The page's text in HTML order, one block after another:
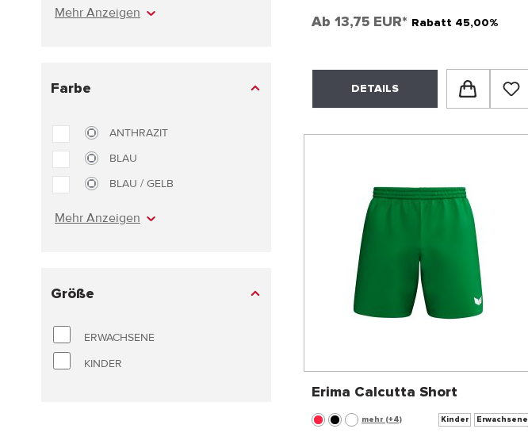
Mehr Anzeigen
Farbe
ANTHRAZIT
BLAU
BLAU / GELB
Mehr Anzeigen
Größe
ERWACHSENE
KINDER
Ab 13,75 EUR* Rabatt 45,00%
DETAILS
Erima Calcutta Short
mehr (+4) Kinder Erwachsene